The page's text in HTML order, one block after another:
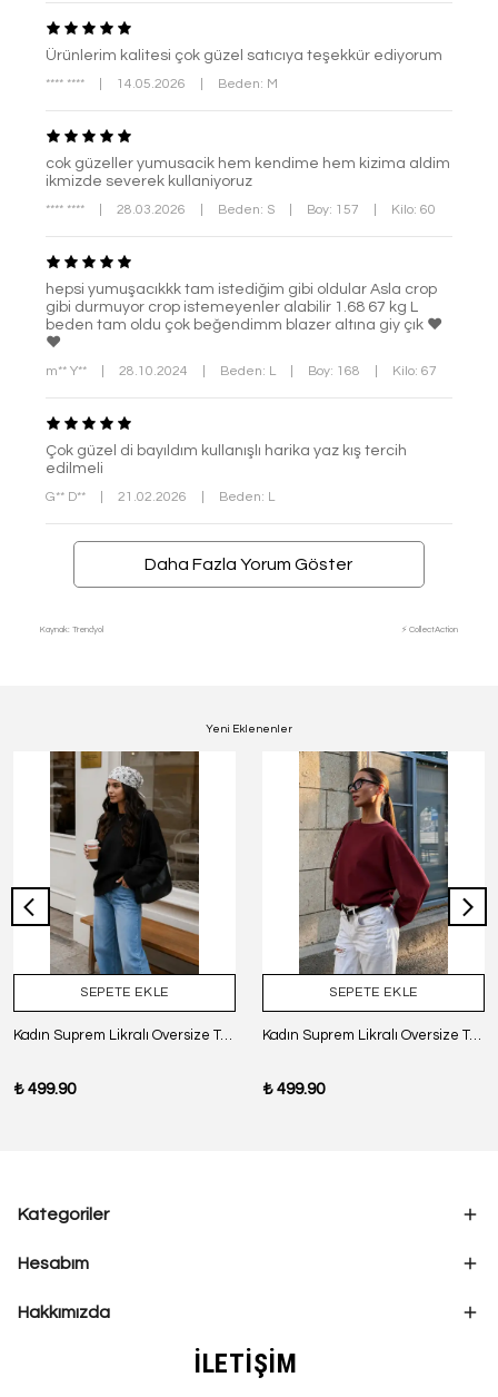
Ürünlerim kalitesi çok güzel satıcıya teşekkür ediyorum
**** **** 14.05.2026 Beden: M
cok güzeller yumusacik hem kendime hem kizima aldim
ikmizde severek kullaniyoruz
**** **** 28.03.2026 Beden: S Boy: 157 Kilo: 60
hepsi yumuşacıkkk tam istediğim gibi oldular Asla crop
gibi durmuyor crop istemeyenler alabilir 1.68 67 kg L
beden tam oldu çok beğendimm blazer altına giy çık ❤️
❤️
m** Y** 28.10.2024 Beden: L Boy: 168 Kilo: 67
Çok güzel di bayıldım kullanışlı harika yaz kış tercih
edilmeli
G** D** 21.02.2026 Beden: L
Daha Fazla Yorum Göster
Kaynak: Trendyol ⚡ CollectAction
Yeni Eklenenler
SEPETE EKLE
Kadın Suprem Likralı Oversize T-Shirt - SİYAH
₺ 499.90
SEPETE EKLE
Kadın Suprem Likralı Oversize T-Shirt - BORDO
₺ 499.90
Kategoriler
Hesabım
Hakkımızda
İLETİŞİM